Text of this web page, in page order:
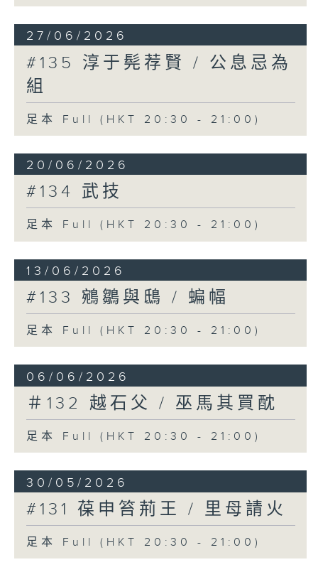
27/06/2026
#135 淳于髡荐賢 / 公息忌為
組
足本 Full (HKT 20:30 - 21:00)
20/06/2026
#134 武技
足本 Full (HKT 20:30 - 21:00)
13/06/2026
#133 鵷鶵與鴟 / 蝙幅
足本 Full (HKT 20:30 - 21:00)
06/06/2026
＃132 越石父 / 巫馬其買酖
足本 Full (HKT 20:30 - 21:00)
30/05/2026
#131 葆申笞荊王 / 里母請火
足本 Full (HKT 20:30 - 21:00)